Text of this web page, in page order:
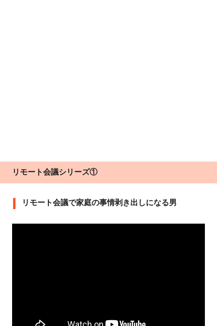
リモート会議シリーズ①
リモート会議で家庭の事情剥き出しになる男